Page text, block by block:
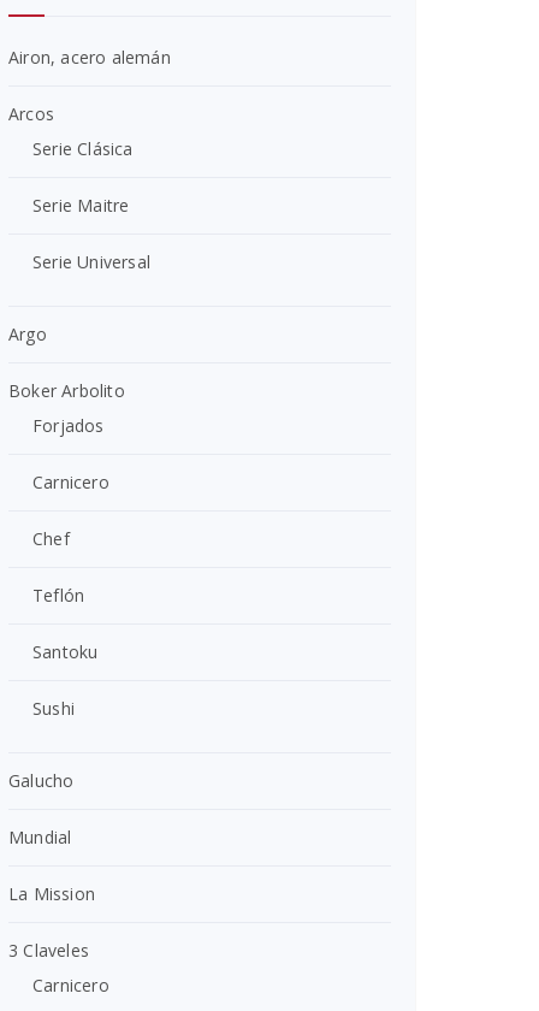
Airon, acero alemán
Arcos
Serie Clásica
Serie Maitre
Serie Universal
Argo
Boker Arbolito
Forjados
Carnicero
Chef
Teflón
Santoku
Sushi
Galucho
Mundial
La Mission
3 Claveles
Carnicero